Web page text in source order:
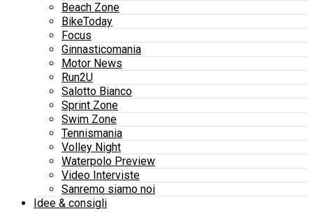
Beach Zone
BikeToday
Focus
Ginnasticomania
Motor News
Run2U
Salotto Bianco
Sprint Zone
Swim Zone
Tennismania
Volley Night
Waterpolo Preview
Video Interviste
Sanremo siamo noi
Idee & consigli